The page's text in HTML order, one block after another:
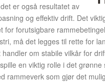
er også resultatet av
og effektiv drift. Det
for forutsigbare
må det legges til rette for
om stabile vilkår for
en viktig rolle i det grønne
rammeverk som gjør det